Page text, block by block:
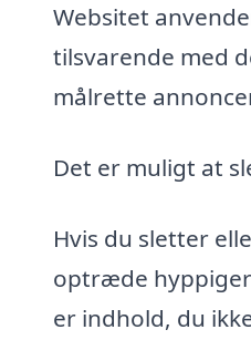
Websitet
tilsvarende med
målrette
Det er muligt at
Hvis du sletter
optræde
er indhold, du